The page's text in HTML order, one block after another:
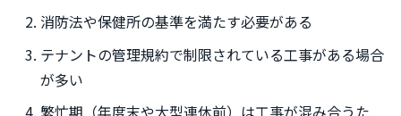
消防法や保健所の基準を満たす必要がある
テナントの管理規約で制限されている工事がある場合
が多い